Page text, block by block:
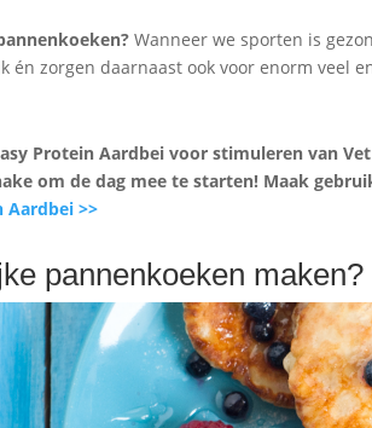
Wanneer we sporten is
én zorgen daarnaast ook voor enorm veel
Protein Aardbei voor stimuleren van
om de dag mee te starten! Maak
Aardbei >>
pannenkoeken maken?